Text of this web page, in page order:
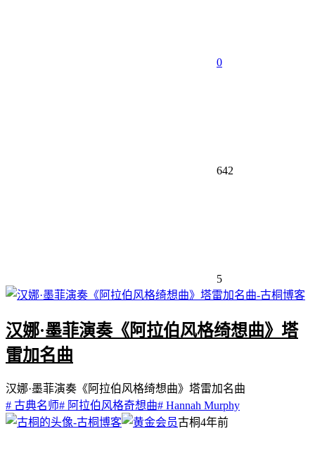
0
642
5
汉娜·墨菲演奏《阿拉伯风格绮想曲》塔
雷加名曲
汉娜·墨菲演奏《阿拉伯风格绮想曲》塔雷加名曲
# 古典名师# 阿拉伯风格奇想曲# Hannah Murphy
古桐4年前